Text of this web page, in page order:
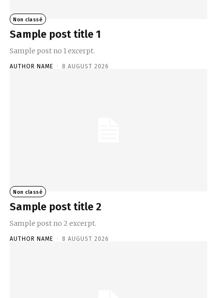
Non classé
Sample post title 1
Sample post no 1 excerpt.
AUTHOR NAME - 8 AUGUST 2026
Non classé
Sample post title 2
Sample post no 2 excerpt.
AUTHOR NAME - 8 AUGUST 2026